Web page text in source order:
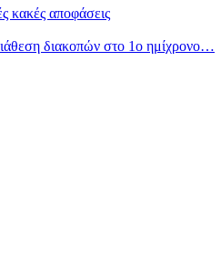
κακές αποφάσεις
διακοπών στο 1ο ημίχρονο…